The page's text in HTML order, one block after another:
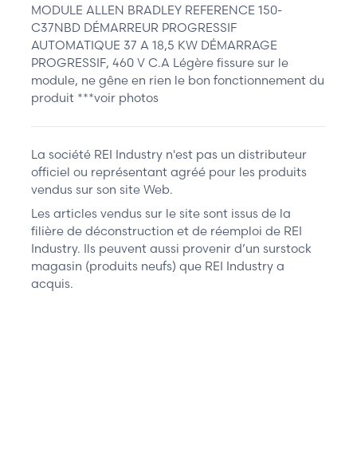
MODULE ALLEN BRADLEY REFERENCE 150-
C37NBD DÉMARREUR PROGRESSIF
AUTOMATIQUE 37 A 18,5 KW DÉMARRAGE
PROGRESSIF, 460 V C.A Légère fissure sur le
module, ne gêne en rien le bon fonctionnement du
produit ***voir photos
La société REI Industry n'est pas un distributeur
officiel ou représentant agréé pour les produits
vendus sur son site Web.
Les articles vendus sur le site sont issus de la
filière de déconstruction et de réemploi de REI
Industry. Ils peuvent aussi provenir d’un surstock
magasin (produits neufs) que REI Industry a
acquis.